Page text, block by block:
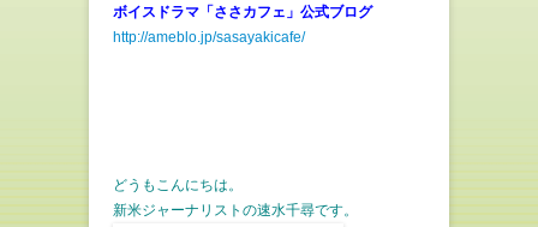
ボイスドラマ「ささカフェ」公式ブログ
http://ameblo.jp/sasayakicafe/
どうもこんにちは。
新米ジャーナリストの速水千尋です。